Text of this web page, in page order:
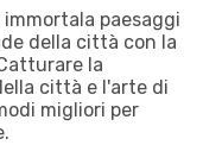
immortala paesaggi
della città con la
la
città e l'arte di
migliori per